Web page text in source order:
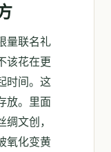
量联名礼
该花在更
时间。这
放。里面
文创，
氧化变黄